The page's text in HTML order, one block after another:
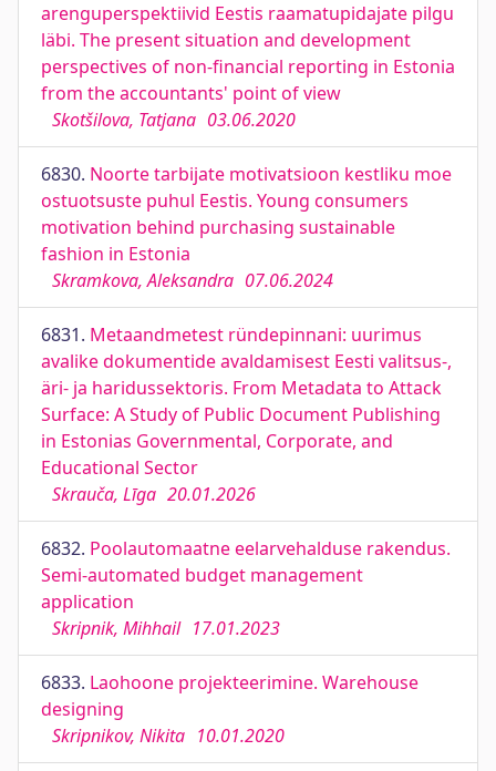
arenguperspektiivid Eestis raamatupidajate pilgu
läbi. The present situation and development
perspectives of non-financial reporting in Estonia
from the accountants' point of view
Skotšilova, Tatjana 03.06.2020
6830. Noorte tarbijate motivatsioon kestliku moe
ostuotsuste puhul Eestis. Young consumers
motivation behind purchasing sustainable
fashion in Estonia
Skramkova, Aleksandra 07.06.2024
6831. Metaandmetest ründepinnani: uurimus
avalike dokumentide avaldamisest Eesti valitsus-,
äri- ja haridussektoris. From Metadata to Attack
Surface: A Study of Public Document Publishing
in Estonias Governmental, Corporate, and
Educational Sector
Skrauča, Līga 20.01.2026
6832. Poolautomaatne eelarvehalduse rakendus.
Semi-automated budget management
application
Skripnik, Mihhail 17.01.2023
6833. Laohoone projekteerimine. Warehouse
designing
Skripnikov, Nikita 10.01.2020